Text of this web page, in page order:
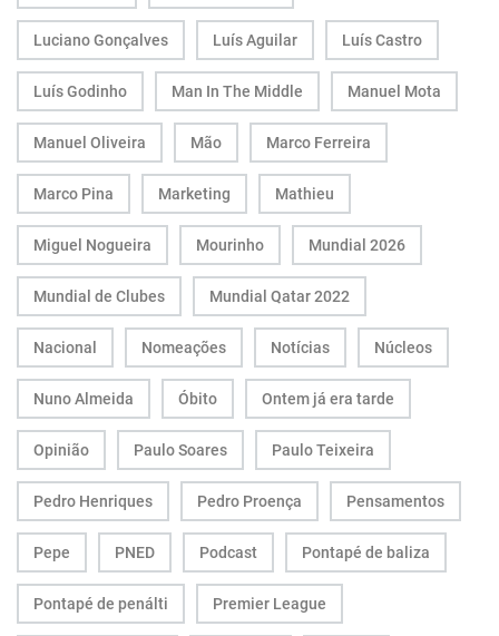
Luciano Gonçalves Luís Aguilar Luís Castro
Luís Godinho Man In The Middle Manuel Mota
Manuel Oliveira Mão Marco Ferreira
Marco Pina Marketing Mathieu
Miguel Nogueira Mourinho Mundial 2026
Mundial de Clubes Mundial Qatar 2022
Nacional Nomeações Notícias Núcleos
Nuno Almeida Óbito Ontem já era tarde
Opinião Paulo Soares Paulo Teixeira
Pedro Henriques Pedro Proença Pensamentos
Pepe PNED Podcast Pontapé de baliza
Pontapé de penálti Premier League